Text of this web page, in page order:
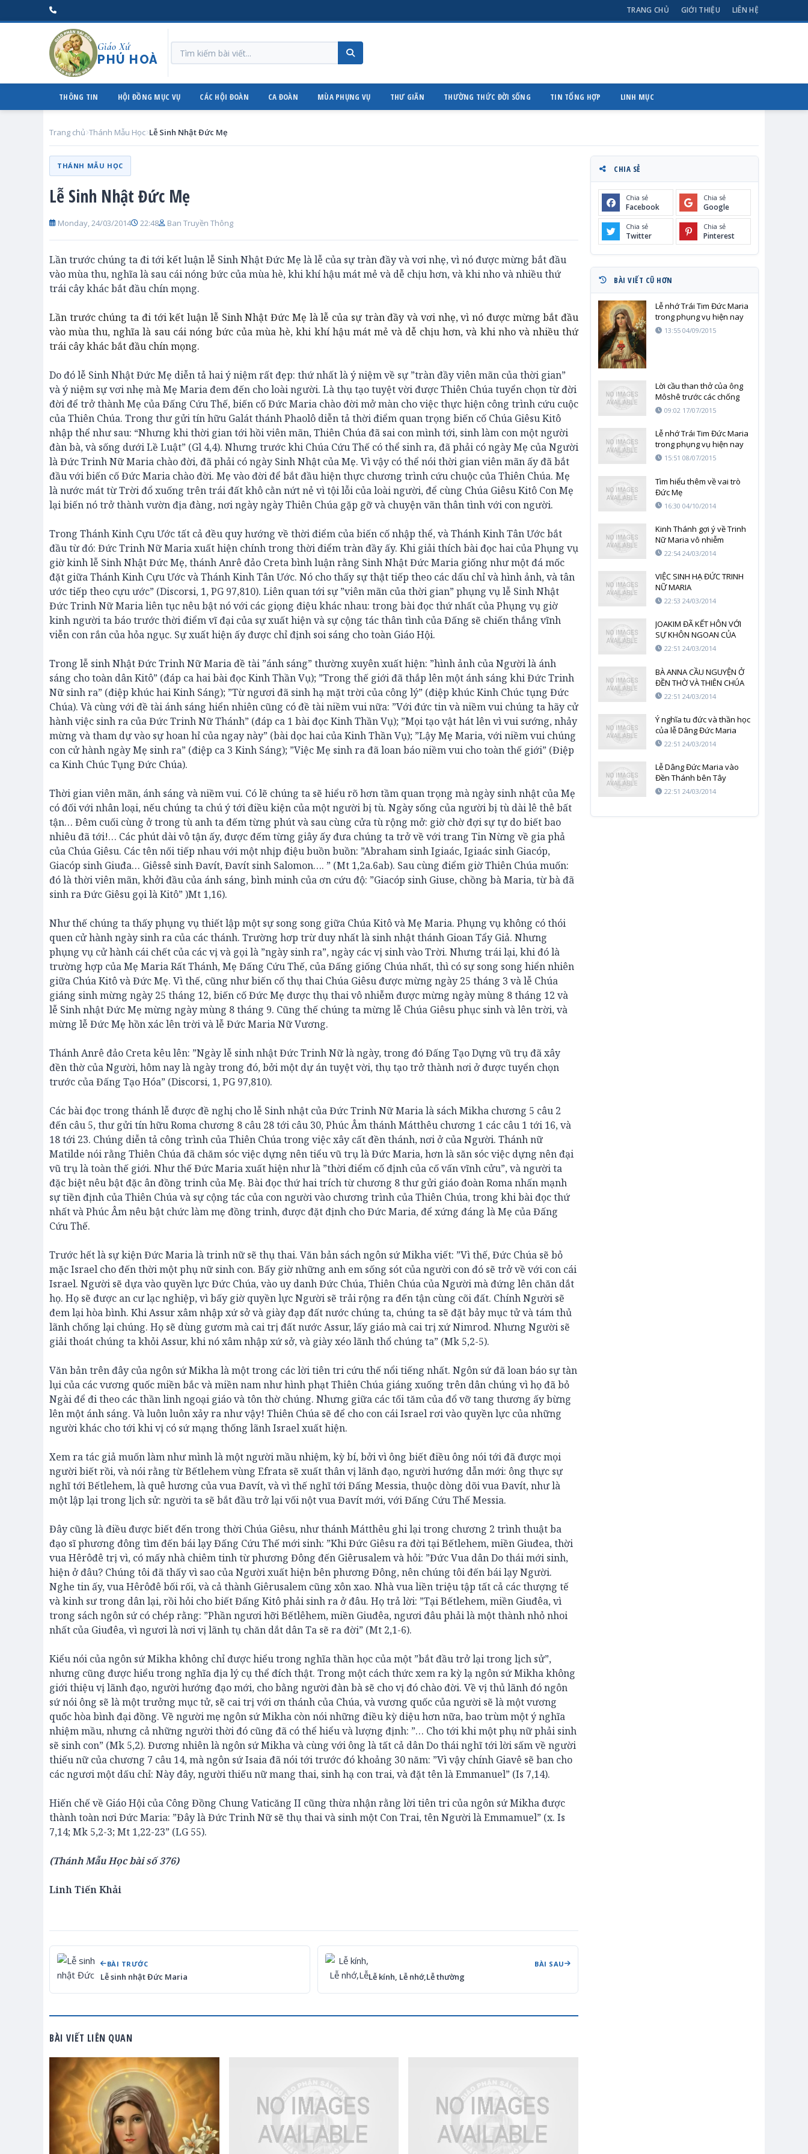
TRANG CHỦ GIỚI THIỆU LIÊN HỆ
Giáo Xứ
PHÚ HOÀ
THÔNG TIN HỘI ĐỒNG MỤC VỤ CÁC HỘI ĐOÀN CA ĐOÀN MÙA PHỤNG VỤ THƯ GIÃN THƯỜNG THỨC ĐỜI SỐNG TIN TỔNG HỢP LINH MỤC
Trang chủ Thánh Mẫu Học Lễ Sinh Nhật Đức Mẹ
THÁNH MẪU HỌC
Lễ Sinh Nhật Đức Mẹ
Monday, 24/03/2014 22:48 Ban Truyền Thông
Lần trước chúng ta đi tới kết luận lễ Sinh Nhật Đức Mẹ là lễ của sự tràn đầy và vơi nhẹ, vì nó được mừng bắt đầu
vào mùa thu, nghĩa là sau cái nóng bức của mùa hè, khi khí hậu mát mẻ và dễ chịu hơn, và khi nho và nhiều thứ
trái cây khác bắt đầu chín mọng.
Lần trước chúng ta đi tới kết luận lễ Sinh Nhật Đức Mẹ là lễ của sự tràn đầy và vơi nhẹ, vì nó được mừng bắt đầu
vào mùa thu, nghĩa là sau cái nóng bức của mùa hè, khi khí hậu mát mẻ và dễ chịu hơn, và khi nho và nhiều thứ
trái cây khác bắt đầu chín mọng.
Do đó lễ Sinh Nhật Đức Mẹ diễn tả hai ý niệm rất đẹp: thứ nhất là ý niệm về sự ”tràn đầy viên mãn của thời gian”
và ý niệm sự vơi nhẹ mà Mẹ Maria đem đến cho loài người. Là thụ tạo tuyệt vời được Thiên Chúa tuyển chọn từ đời
đời để trở thành Mẹ của Đấng Cứu Thế, biến cố Đức Maria chào đời mở màn cho việc thực hiện công trình cứu cuộc
của Thiên Chúa. Trong thư gửi tín hữu Galát thánh Phaolô diễn tả thời điểm quan trọng biến cố Chúa Giêsu Kitô
nhập thể như sau: “Nhưng khi thời gian tới hồi viên mãn, Thiên Chúa đã sai con mình tới, sinh làm con một người
đàn bà, và sống dưới Lề Luật” (Gl 4,4). Nhưng trước khi Chúa Cứu Thế có thể sinh ra, đã phải có ngày Mẹ của Người
là Đức Trinh Nữ Maria chào đời, đã phải có ngày Sinh Nhật của Mẹ. Vì vậy có thể nói thời gian viên mãn ấy đã bắt
đầu với biến cố Đức Maria chào đời. Mẹ vào đời để bắt đầu hiện thực chương trình cứu chuộc của Thiên Chúa. Mẹ
là nước mát từ Trời đổ xuống trên trái đất khô cằn nứt nẻ vì tội lỗi của loài người, để cùng Chúa Giêsu Kitô Con Mẹ
lại biến nó trở thành vườn địa đàng, nơi ngày ngày Thiên Chúa gặp gỡ và chuyện vãn thân tình với con người.
Trong Thánh Kinh Cựu Ước tất cả đều quy hướng về thời điểm của biến cố nhập thể, và Thánh Kinh Tân Ước bắt
đầu từ đó: Đức Trinh Nữ Maria xuất hiện chính trong thời điểm tràn đầy ấy. Khi giải thích bài đọc hai của Phụng vụ
giờ kinh lễ Sinh Nhật Đức Mẹ, thánh Anrê đảo Creta bình luận rằng Sinh Nhật Đức Maria giống như một đá mốc
đặt giữa Thánh Kinh Cựu Ước và Thánh Kinh Tân Ước. Nó cho thấy sự thật tiếp theo các dấu chỉ và hình ảnh, và tân
ước tiếp theo cựu ước” (Discorsi, 1, PG 97,810). Liên quan tới sự ”viên mãn của thời gian” phụng vụ lễ Sinh Nhật
Đức Trinh Nữ Maria liên tục nêu bật nó với các giọng điệu khác nhau: trong bài đọc thứ nhất của Phụng vụ giờ
kinh người ta báo trước thời điểm vĩ đại của sự xuất hiện và sự cộng tác thân tình của Đấng sẽ chiến thắng vĩnh
viễn con rắn của hỏa ngục. Sự xuất hiện ấy được chỉ định soi sáng cho toàn Giáo Hội.
Trong lễ sinh Nhật Đức Trinh Nữ Maria đề tài ”ánh sáng” thường xuyên xuất hiện: ”hình ảnh của Người là ánh
sáng cho toàn dân Kitô” (đáp ca hai bài đọc Kinh Thần Vụ); ”Trong thế giới đã thắp lên một ánh sáng khi Đức Trinh
Nữ sinh ra” (điệp khúc hai Kinh Sáng); ”Từ ngươi đã sinh hạ mặt trời của công lý” (điệp khúc Kinh Chúc tụng Đức
Chúa). Và cùng với đề tài ánh sáng hiển nhiên cũng có đề tài niềm vui nữa: ”Với đức tin và niềm vui chúng ta hãy cử
hành việc sinh ra của Đức Trinh Nữ Thánh” (đáp ca 1 bài đọc Kinh Thần Vụ); ”Mọi tạo vật hát lên vì vui sướng, nhảy
mừng và tham dự vào sự hoan hỉ của ngay này” (bài dọc hai của Kinh Thần Vụ); ”Lậy Mẹ Maria, với niềm vui chúng
con cử hành ngày Mẹ sinh ra” (điệp ca 3 Kinh Sáng); ”Việc Mẹ sinh ra đã loan báo niềm vui cho toàn thế giới” (Điệp
ca Kinh Chúc Tụng Đức Chúa).
Thời gian viên mãn, ánh sáng và niềm vui. Có lẽ chúng ta sẽ hiểu rõ hơn tầm quan trọng mà ngày sinh nhật của Mẹ
có đối với nhân loại, nếu chúng ta chú ý tới điều kiện của một người bị tù. Ngày sống của người bị tù dài lê thê bất
tận… Đêm cuối cùng ở trong tù anh ta đếm từng phút và sau cùng cửa tù rộng mở: giờ chờ đợi sự tự do biết bao
nhiêu đã tới!… Các phút dài vô tận ấy, được đếm từng giây ấy đưa chúng ta trở về với trang Tin Nừng về gia phả
của Chúa Giêsu. Các tên nối tiếp nhau với một nhịp điệu buồn buồn: ”Abraham sinh Igiaác, Igiaác sinh Giacóp,
Giacóp sinh Giuđa… Giêssê sinh Đavít, Đavít sinh Salomon…. ” (Mt 1,2a.6ab). Sau cùng điểm giờ Thiên Chúa muốn:
đó là thời viên mãn, khởi đầu của ánh sáng, bình minh của ơn cứu độ: ”Giacóp sinh Giuse, chồng bà Maria, từ bà đã
sinh ra Đức Giêsu gọi là Kitô” )Mt 1,16).
Như thế chúng ta thấy phụng vụ thiết lập một sự song song giữa Chúa Kitô và Mẹ Maria. Phụng vụ không có thói
quen cử hành ngày sinh ra của các thánh. Trường hơp trừ duy nhất là sinh nhật thánh Gioan Tẩy Giả. Nhưng
phụng vụ cử hành cái chết của các vị và gọi là ”ngày sinh ra”, ngày các vị sinh vào Trời. Nhưng trái lại, khi đó là
trường hợp của Mẹ Maria Rất Thánh, Mẹ Đấng Cứu Thế, của Đấng giống Chúa nhất, thì có sự song song hiển nhiên
giữa Chúa Kitô và Đức Mẹ. Vì thế, cũng như biến cố thụ thai Chúa Giêsu được mừng ngày 25 tháng 3 và lễ Chúa
giáng sinh mừng ngày 25 tháng 12, biến cố Đức Mẹ được thụ thai vô nhiễm được mừng ngày mùng 8 tháng 12 và
lễ Sinh nhật Đức Mẹ mừng ngày mùng 8 tháng 9. Cũng thế chúng ta mừng lễ Chúa Giêsu phục sinh và lên trời, và
mừng lễ Đức Mẹ hồn xác lên trời và lễ Đức Maria Nữ Vương.
Thánh Anrê đảo Creta kêu lên: ”Ngày lễ sinh nhật Đức Trinh Nữ là ngày, trong đó Đấng Tạo Dựng vũ trụ đã xây
đền thờ của Người, hôm nay là ngày trong đó, bởi một dự án tuyệt vời, thụ tạo trở thành nơi ở được tuyển chọn
trước của Đấng Tạo Hóa” (Discorsi, 1, PG 97,810).
Các bài đọc trong thánh lễ được đề nghị cho lễ Sinh nhật của Đức Trinh Nữ Maria là sách Mikha chương 5 câu 2
đến câu 5, thư gửi tín hữu Roma chương 8 câu 28 tới câu 30, Phúc Âm thánh Mátthêu chương 1 các câu 1 tới 16, và
18 tới 23. Chúng diễn tả công trình của Thiên Chúa trong việc xây cất đền thánh, nơi ở của Người. Thánh nữ
Matilde nói rằng Thiên Chúa đã chăm sóc việc dựng nên tiểu vũ trụ là Đức Maria, hơn là săn sóc việc dựng nên đại
vũ trụ là toàn thế giới. Như thế Đức Maria xuất hiện như là ”thời điểm cố định của cố vấn vĩnh cửu”, và người ta
đặc biệt nêu bật đặc ân đồng trinh của Mẹ. Bài đọc thứ hai trích từ chương 8 thư gửi giáo đoàn Roma nhấn mạnh
sự tiền định của Thiên Chúa và sự cộng tác của con người vào chương trình của Thiên Chúa, trong khi bài đọc thứ
nhất và Phúc Âm nêu bật chức làm mẹ đồng trinh, được đặt định cho Đức Maria, để xứng đáng là Mẹ của Đấng
Cứu Thế.
Trước hết là sự kiện Đức Maria là trinh nữ sẽ thụ thai. Văn bản sách ngôn sứ Mikha viết: ”Vì thế, Đức Chúa sẽ bỏ
mặc Israel cho đến thời một phụ nữ sinh con. Bấy giờ những anh em sống sót của người con đó sẽ trở về với con cái
Israel. Người sẽ dựa vào quyền lực Đức Chúa, vào uy danh Đức Chúa, Thiên Chúa của Người mà đứng lên chăn dắt
họ. Họ sẽ được an cư lạc nghiệp, vì bấy giờ quyền lực Người sẽ trải rộng ra đến tận cùng cõi đất. Chính Người sẽ
đem lại hòa bình. Khi Assur xâm nhập xứ sở và giày đạp đất nước chúng ta, chúng ta sẽ đặt bảy mục tử và tám thủ
lãnh chống lại chúng. Họ sẽ dùng gươm mà cai trị đất nước Assur, lấy giáo mà cai trị xứ Nimrod. Nhưng Người sẽ
giải thoát chúng ta khỏi Assur, khi nó xâm nhập xứ sở, và giày xéo lãnh thổ chúng ta” (Mk 5,2-5).
Văn bản trên đây của ngôn sứ Mikha là một trong các lời tiên tri cứu thế nổi tiếng nhất. Ngôn sứ đã loan báo sự tàn
lụi của các vương quốc miền bắc và miền nam như hình phạt Thiên Chúa giáng xuống trên dân chúng vì họ đã bỏ
Ngài để đi theo các thần linh ngoại giáo và tôn thờ chúng. Nhưng giữa các tối tăm của đổ vỡ tang thương ấy bừng
lên một ánh sáng. Và luôn luôn xảy ra như vậy! Thiên Chúa sẽ để cho con cái Israel rơi vào quyền lực của những
người khác cho tới khi vị có sứ mạng thống lãnh Israel xuất hiện.
Xem ra tác giả muốn làm như mình là một người mầu nhiệm, kỳ bí, bởi vì ông biết điều ông nói tới đã được mọi
người biết rồi, và nói rằng từ Bếtlehem vùng Efrata sẽ xuất thân vị lãnh đạo, người hướng dẫn mới: ông thực sự
nghĩ tới Bếtlehem, là quê hương của vua Đavít, và vì thế nghĩ tới Đấng Messia, thuộc dòng dõi vua Đavít, như là
một lập lại trong lịch sử: người ta sẽ bắt đầu trở lại vối nột vua Đavít mới, với Đấng Cứu Thế Messia.
Đây cũng là điều được biết đến trong thời Chúa Giêsu, như thánh Mátthêu ghi lại trong chương 2 trình thuật ba
đạo sĩ phương đông tìm đến bái lạy Đấng Cứu Thế mới sinh: ”Khi Đức Giêsu ra đời tại Bếtlehem, miền Giuđea, thời
vua Hêrôđê trị vì, có mấy nhà chiêm tinh từ phương Đông đến Giêrusalem và hỏi: ”Đức Vua dân Do thái mới sinh,
hiện ở đâu? Chúng tôi đã thấy vì sao của Người xuất hiện bên phương Đông, nên chúng tôi đến bái lạy Người.
Nghe tin ấy, vua Hêrôđê bối rối, và cả thành Giêrusalem cũng xôn xao. Nhà vua liền triệu tập tất cả các thượng tế
và kinh sư trong dân lại, rồi hỏi cho biết Đấng Kitô phải sinh ra ở đâu. Họ trả lời: ”Tại Bếtlehem, miền Giuđêa, vì
trong sách ngôn sứ có chép rằng: ”Phần ngươi hỡi Bếtlêhem, miền Giuđêa, ngươi đâu phải là một thành nhỏ nhoi
nhất của Giuđêa, vì ngươi là nơi vị lãnh tụ chăn dắt dân Ta sẽ ra đời” (Mt 2,1-6).
Kiểu nói của ngôn sứ Mikha không chỉ được hiểu trong nghĩa thần học của một ”bắt đầu trở lại trong lịch sử”,
nhưng cũng được hiểu trong nghĩa địa lý cụ thể đích thật. Trong một cách thức xem ra kỳ lạ ngôn sứ Mikha không
giới thiệu vị lãnh đạo, người hướng đạo mới, cho bằng người đàn bà sẽ cho vị đó chào đời. Về vị thủ lãnh đó ngôn
sứ nói ông sẽ là một trưởng mục tử, sẽ cai trị với ơn thánh của Chúa, và vương quốc của người sẽ là một vương
quốc hòa bình đại đồng. Về người mẹ ngôn sứ Mikha còn nói những điều kỳ diệu hơn nữa, bao trùm một ý nghĩa
nhiệm mầu, nhưng cả những người thời đó cũng đã có thể hiểu và lượng định: ”… Cho tới khi một phụ nữ phải sinh
sẽ sinh con” (Mk 5,2). Đương nhiên là ngôn sứ Mikha và cùng với ông là tất cả dân Do thái nghĩ tới lời sấm về người
thiếu nữ của chương 7 câu 14, mà ngôn sứ Isaia đã nói tới trước đó khoảng 30 năm: ”Vì vậy chính Giavê sẽ ban cho
các ngươi một dấu chỉ: Này đây, người thiếu nữ mang thai, sinh hạ con trai, và đặt tên là Emmanuel” (Is 7,14).
Hiến chế về Giáo Hội của Công Đồng Chung Vaticăng II cũng thừa nhận rằng lời tiên tri của ngôn sứ Mikha được
thành toàn nơi Đức Maria: ”Đây là Đức Trinh Nữ sẽ thụ thai và sinh một Con Trai, tên Người là Emmamuel” (x. Is
7,14; Mk 5,2-3; Mt 1,22-23” (LG 55).
(Thánh Mẫu Học bài số 376)
Linh Tiến Khải
BÀI TRƯỚC
Lễ sinh nhật Đức Maria
BÀI SAU
Lễ kính, Lễ nhớ,Lễ thường
BÀI VIẾT LIÊN QUAN
CHIA SẺ
Chia sẻ
Facebook
Chia sẻ
Google
Chia sẻ
Twitter
Chia sẻ
Pinterest
BÀI VIẾT CŨ HƠN
Lễ nhớ Trái Tim Đức Maria
trong phụng vụ hiện nay
13:55 04/09/2015
Lời cầu than thở của ông
Môshê trước các chống
đối của dân Israel
09:02 17/07/2015
Lễ nhớ Trái Tim Đức Maria
trong phụng vụ hiện nay
15:51 08/07/2015
Tìm hiểu thêm về vai trò
Đức Mẹ
16:30 04/10/2014
Kinh Thánh gợi ý về Trinh
Nữ Maria vô nhiễm
nguyên tội
22:54 24/03/2014
VIỆC SINH HẠ ĐỨC TRINH
NỮ MARIA
22:53 24/03/2014
JOAKIM ĐÃ KẾT HÔN VỚI
SỰ KHÔN NGOAN CỦA
THIÊN CHÚA, ĐƯỢC GIỮ
NGƯỜI ĐÀN BÀ CÔNG
CHÍNH
22:51 24/03/2014
BÀ ANNA CẦU NGUYỆN Ở
ĐỀN THỜ VÀ THIÊN CHÚA
NHẬN LỜI BÀ
22:51 24/03/2014
Ý nghĩa tu đức và thần học
của lễ Dâng Đức Maria
vào Đền Thánh
22:51 24/03/2014
Lễ Dâng Đức Maria vào
Đền Thánh bên Tây
Phương
22:51 24/03/2014